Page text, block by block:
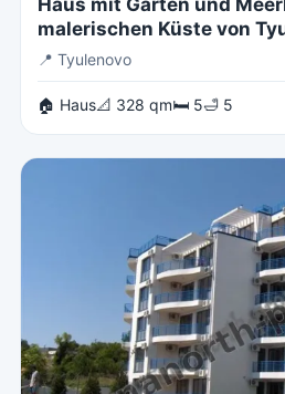
malerischen Küste von
📍 Tyulenovo
🏠 Haus📐 328 qm🛏 5🛁 5